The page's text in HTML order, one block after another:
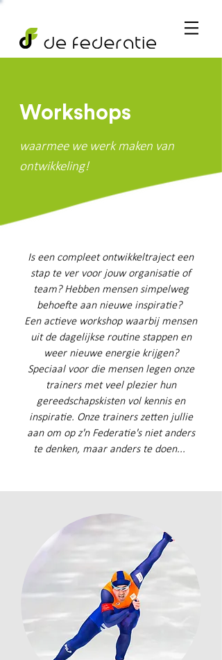
Workshops
waarmee we werk maken van
ontwikkeling!
Is een compleet ontwikkeltraject een
stap te ver voor jouw organisatie of
team? Hebben mensen simpelweg
behoefte aan nieuwe inspiratie?
Een actieve workshop waarbij mensen
uit de dagelijkse routine stappen en
weer nieuwe energie krijgen?
Speciaal voor die mensen legen onze
trainers met veel plezier hun
gereedschapskisten vol kennis en
inspiratie. Onze trainers zetten jullie
aan om op z'n Federatie's niet anders
te denken, maar anders te doen...